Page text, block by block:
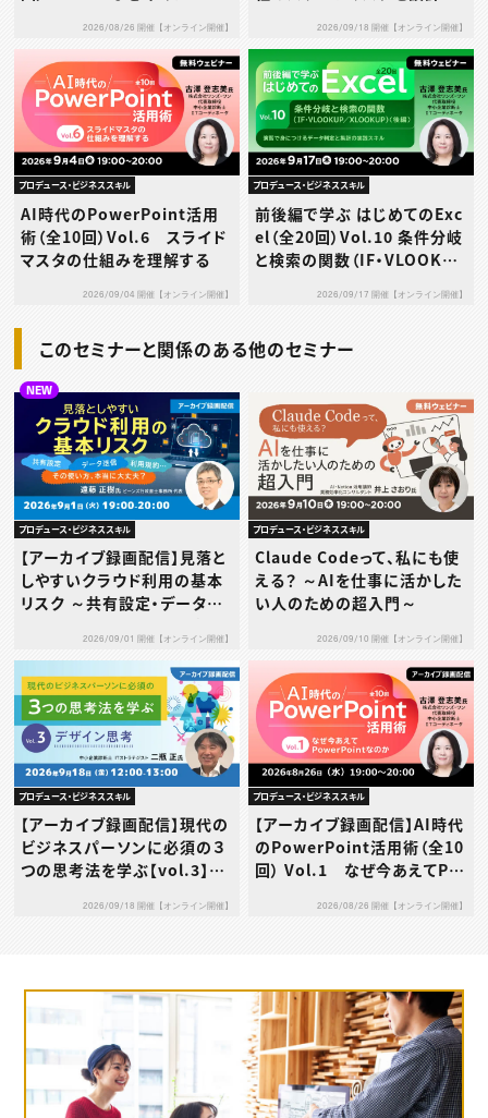
2026/08/26 開催【オンライン開催】 2026/09/18 開催【オンライン開催】
プロデュース・ビジネススキル
AI時代のPowerPoint活用
術（全10回）Vol.6 スライド
マスタの仕組みを理解する
2026/09/04 開催【オンライン開催】
プロデュース・ビジネススキル
前後編で学ぶ はじめてのExc
el（全20回）Vol.10 条件分岐
と検索の関数（IF・VLOOKUP
で身につけるデータ判定と集
2026/09/17 開催【オンライン開催】
このセミナーと関係のある他のセミナー
NEW
プロデュース・ビジネススキル
【アーカイブ録画配信】見落と
しやすいクラウド利用の基本
リスク ～共有設定・データ送
当に大丈夫？～2026/09/01 開催【オンライン開催】
プロデュース・ビジネススキル
Claude Codeって、私にも使
える？ ～AIを仕事に活かした
い人のための超入門～
2026/09/10 開催【オンライン開催】
プロデュース・ビジネススキル
【アーカイブ録画配信】現代の
ビジネスパーソンに必須の３
つの思考法を学ぶ【vol.3】デ
2026/09/18 開催【オンライン開催】
プロデュース・ビジネススキル
【アーカイブ録画配信】AI時代
のPowerPoint活用術（全10
回） Vol.1 なぜ今あえてPo
2026/08/26 開催【オンライン開催】